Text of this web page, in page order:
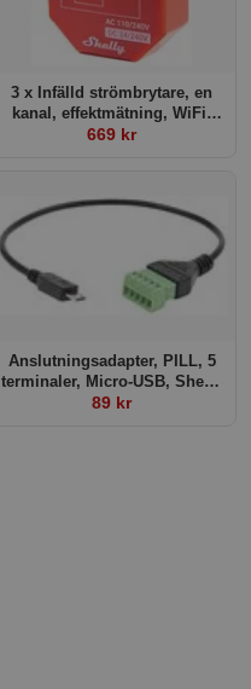
3 x Infälld strömbrytare, en
kanal, effektmätning, WiFi,
Bluetooth, mJS, Shelly Plus
669 kr
Anslutningsadapter, PILL, 5
terminaler, Micro-USB, Shelly
Pill 5-Terminal Add-on
89 kr